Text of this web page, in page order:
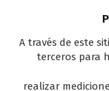
canales en
Boing, Divinity ,
oferta en
experiencia
A través de este
terceros para
realizar